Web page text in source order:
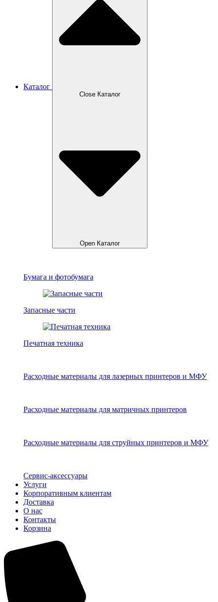
Каталог
Close Каталог
Open Каталог
Бумага и фотобумага
Запасные части
Печатная техника
Расходные материалы для лазерных принтеров и МФУ
Расходные материалы для матричных принтеров
Расходные материалы для струйных принтеров и МФУ
Сервис-аксессуары
Услуги
Корпоративным клиентам
Доставка
О нас
Контакты
Корзина